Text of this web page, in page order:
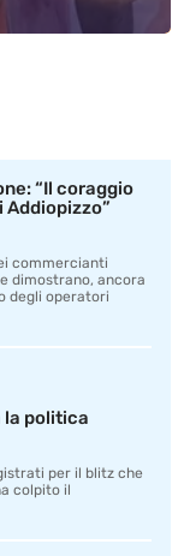
“Il coraggio
commercianti
dimostrano, ancora
degli operatori
la politica
per il blitz che
colpito il